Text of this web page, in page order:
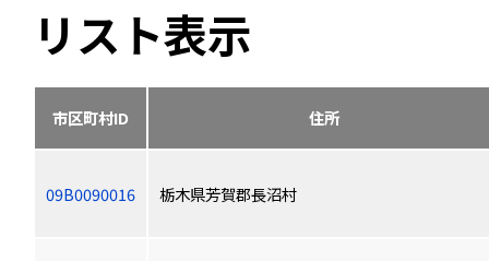
リスト表示
市区町村ID 住所
09B0090016 栃木県芳賀郡長沼村